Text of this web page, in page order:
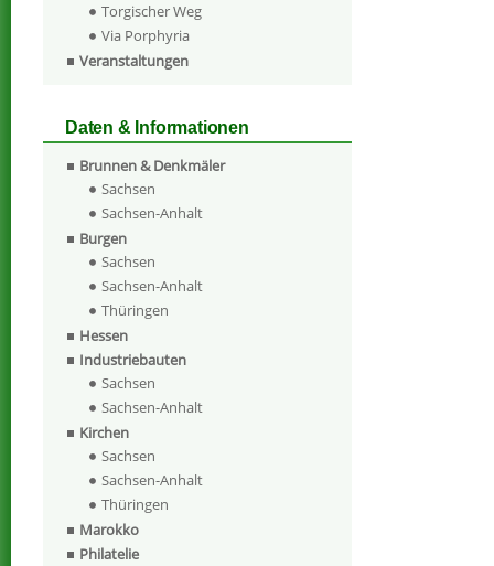
Torgischer Weg
Via Porphyria
Veranstaltungen
Daten & Informationen
Brunnen & Denkmäler
Sachsen
Sachsen-Anhalt
Burgen
Sachsen
Sachsen-Anhalt
Thüringen
Hessen
Industriebauten
Sachsen
Sachsen-Anhalt
Kirchen
Sachsen
Sachsen-Anhalt
Thüringen
Marokko
Philatelie